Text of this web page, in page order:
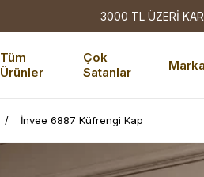
3000 TL ÜZERİ
Tüm
Ürünler
Çok
Satanlar
İnvee 6887 Küfrengi Kap